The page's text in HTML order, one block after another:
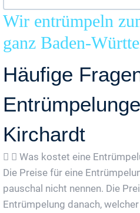
Wir entrümpeln
ganz Baden-
Häufige
Kirchardt
Was kostet eine
Die Preise für eine
pauschal nicht nennen. Die
Entrümpelung danach,